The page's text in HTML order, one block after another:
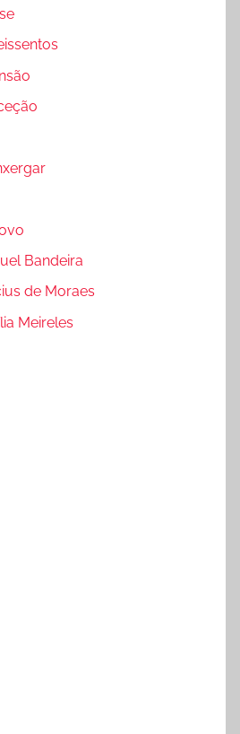
Bandeira
de Moraes
Meireles